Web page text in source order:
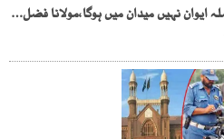
طے شدہ معاملات تبدیل کیے تو فیصلہ ایوان نہیں میدان میں ہوگا،مولانا فضل الرحمن